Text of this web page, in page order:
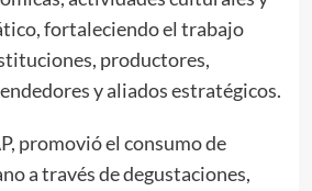
fortaleciendo el trabajo
productores,
y aliados estratégicos.
promovió el consumo de
a través de degustaciones,